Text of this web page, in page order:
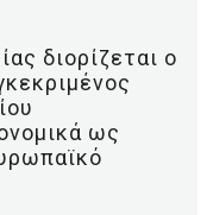
διορίζεται ο
ως